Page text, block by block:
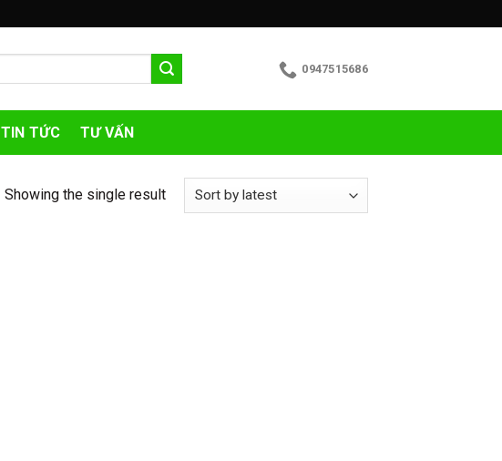
0947515686
TIN TỨC TƯ VẤN
Showing the single result